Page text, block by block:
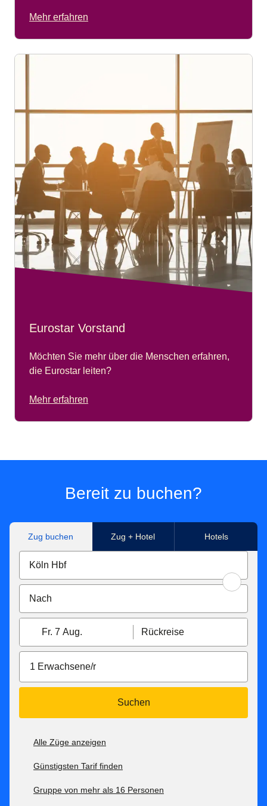
Mehr erfahren
Eurostar Vorstand
Möchten Sie mehr über die Menschen erfahren,
die Eurostar leiten?
Mehr erfahren
Bereit zu buchen?
Zug buchen Zug + Hotel Hotels
Fr. 7 Aug. Rückreise
1 Erwachsene/r
Suchen
Alle Züge anzeigen
Günstigsten Tarif finden
Gruppe von mehr als 16 Personen